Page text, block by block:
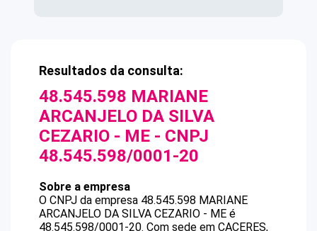
Resultados da consulta:
48.545.598 MARIANE
ARCANJELO DA SILVA
CEZARIO - ME - CNPJ
48.545.598/0001-20
Sobre a empresa
O CNPJ da empresa 48.545.598 MARIANE
ARCANJELO DA SILVA CEZARIO - ME é
48.545.598/0001-20. Com sede em CACERES,